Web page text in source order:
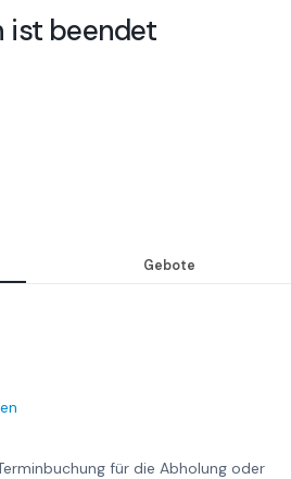
ist beendet
Gebote
für die Abholung oder